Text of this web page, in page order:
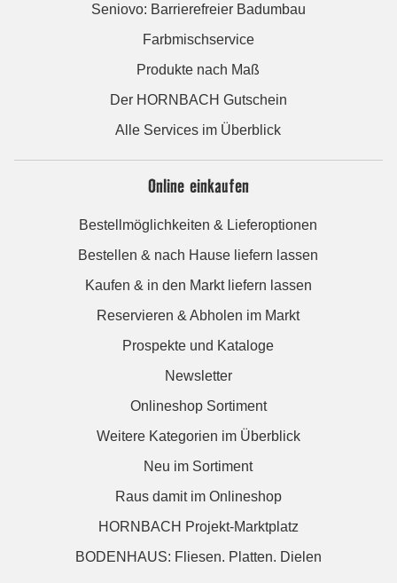
Seniovo: Barrierefreier Badumbau
Farbmischservice
Produkte nach Maß
Der HORNBACH Gutschein
Alle Services im Überblick
Online einkaufen
Bestellmöglichkeiten & Lieferoptionen
Bestellen & nach Hause liefern lassen
Kaufen & in den Markt liefern lassen
Reservieren & Abholen im Markt
Prospekte und Kataloge
Newsletter
Onlineshop Sortiment
Weitere Kategorien im Überblick
Neu im Sortiment
Raus damit im Onlineshop
HORNBACH Projekt-Marktplatz
BODENHAUS: Fliesen. Platten. Dielen